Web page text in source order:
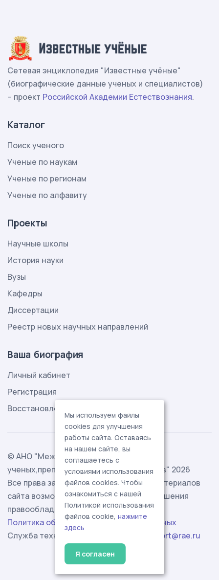
Сетевая энциклопедия "Известные учёные"
(биографические данные ученых и специалистов)
– проект Российской Академии Естествознания.
Каталог
Поиск ученого
Ученые по наукам
Ученые по регионам
Ученые по алфавиту
Проекты
Научные школы
История науки
Вузы
Кафедры
Диссертации
Реестр новых научных направлений
Ваша биография
Личный кабинет
Регистрация
Восстановление пароля
© АНО "Международная ассоциация
ученых,преподавателей и специалистов" 2026
Все права защищены. Использование материалов
сайта возможно исключительно с разрешения
правообладателя.
Политика обработки персональных данных
Служба технической поддержки -
support@rae.ru
Мы используем файлы
cookies для улучшения
работы сайта. Оставаясь
на нашем сайте, вы
соглашаетесь с
условиями использования
файлов cookies. Чтобы
ознакомиться с нашей
Политикой использования
файлов cookie, нажмите
здесь
Я согласен